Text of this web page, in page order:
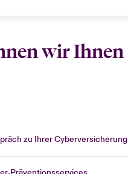
wir Ihnen
zu Ihrer Cyberversicherung